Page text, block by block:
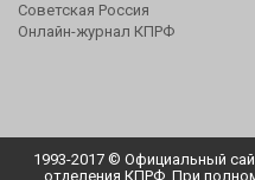
Советская Россия
Онлайн-журнал КПРФ
1993-2017 © Официальный
отделения КПРФ. При